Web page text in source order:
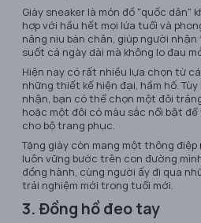
Giày sneaker là món đồ "quốc dân"
hợp với hầu hết mọi lứa tuổi và
nâng niu bàn chân, giúp người
suốt cả ngày dài mà không lo đau
Hiện nay có rất nhiều lựa chọn từ
những thiết kế hiện đại, hầm hố.
nhận, bạn có thể chọn một đôi
hoặc một đôi có màu sắc nổi bật
cho bộ trang phục.
Tặng giày còn mang một thông
luôn vững bước trên con đường
đồng hành, cùng người ấy đi qua
trải nghiệm mới trong tuổi mới.
3. Đồng hồ đeo tay